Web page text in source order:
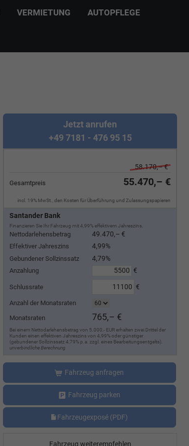
VERMIETUNG AUTOPFLEGE
Jetzt anrufen
+49 7181 - 476 95 15
58.170,– €
Gesamtpreis 55.470,– €
incl. 19% MwSt., den Kosten für Überführung und Zulassungspapieren
Santander Bank
Finanzieren Sie Ihr Fahrzeug mit 4,99% effektivem Jahreszins.
Nettodarlehensbetrag 49.470,– €
Effektiver Jahreszins 4,99%
Gebundener Sollzinssatz 4,79%
Anzahlung €
Schlussrate €
Anzahl der Monatsraten
Monatsraten
765,– €
Bei einem Nettodarlehensbetrag von 5.000,- EUR erhalten zwei Drittel der
Kunden einen effektiven Jahreszins von 4,99% oder günstiger
(gebundener Sollzinssatz 4,79% p.a. zzgl. eines Bearbeitungsentgelts).
unverbindliche Berechnung
Fahrzeug anfragen
Fahrzeug parken
Fahrzeugexposé (PDF)